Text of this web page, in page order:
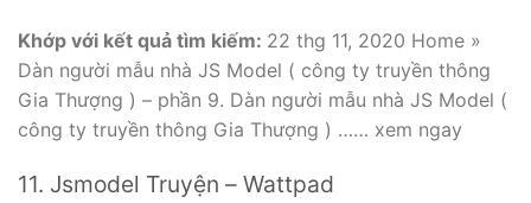
Khớp với kết quả tìm kiếm: 22 thg 11, 2020 Home »
Dàn người mẫu nhà JS Model ( công ty truyền thông
Gia Thượng ) – phần 9. Dàn người mẫu nhà JS Model (
công ty truyền thông Gia Thượng ) …… xem ngay
11. Jsmodel Truyện – Wattpad